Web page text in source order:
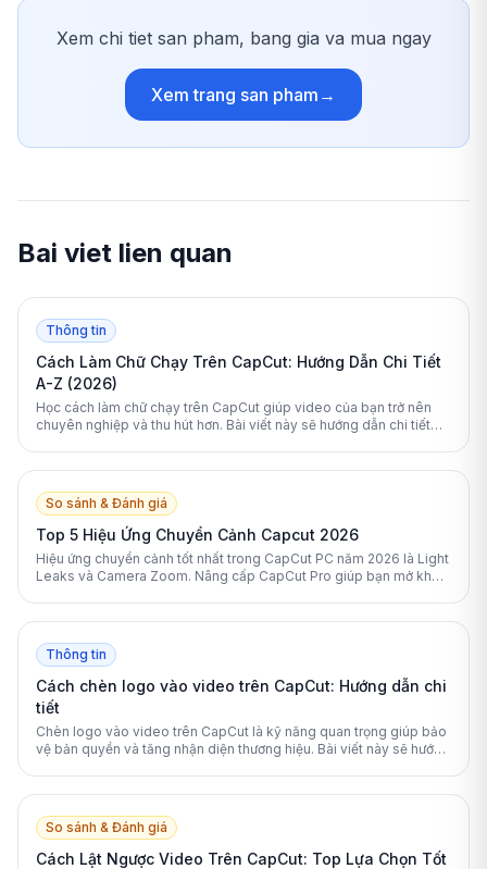
Xem chi tiet san pham, bang gia va mua ngay
Xem trang san pham →
Bai viet lien quan
Thông tin
Cách Làm Chữ Chạy Trên CapCut: Hướng Dẫn Chi Tiết
A-Z (2026)
Học cách làm chữ chạy trên CapCut giúp video của bạn trở nên
chuyên nghiệp và thu hút hơn. Bài viết này sẽ hướng dẫn chi tiết
So sánh & Đánh giá
Top 5 Hiệu Ứng Chuyển Cảnh Capcut 2026
Hiệu ứng chuyển cảnh tốt nhất trong CapCut PC năm 2026 là Light
Leaks và Camera Zoom. Nâng cấp CapCut Pro giúp bạn mở khóa
Thông tin
Cách chèn logo vào video trên CapCut: Hướng dẫn chi
tiết
Chèn logo vào video trên CapCut là kỹ năng quan trọng giúp bảo
vệ bản quyền và tăng nhận diện thương hiệu. Bài viết này sẽ hướng
So sánh & Đánh giá
Cách Lật Ngược Video Trên CapCut: Top Lựa Chọn Tốt